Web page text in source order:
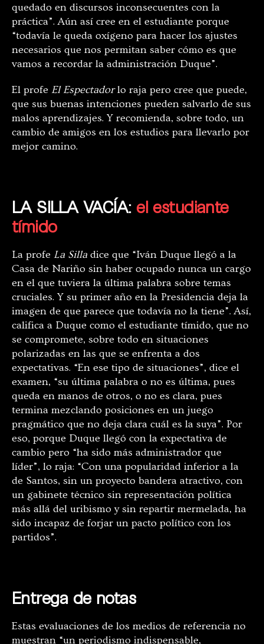
quedado en discursos inconsecuentes con la
práctica”. Aún así cree en el estudiante porque
“todavía le queda oxígeno para hacer los ajustes
necesarios que nos permitan saber cómo es que
vamos a recordar la administración Duque”.
El profe El Espectadorlo raja pero cree que puede,
que sus buenas intenciones pueden salvarlo de sus
malos aprendizajes. Y recomienda, sobre todo, un
cambio de amigos en los estudios para llevarlo por
mejor camino.
LA SILLA VACÍA: el estudiante
tímido
La profe La Silla dice que “Iván Duque llegó a la
Casa de Nariño sin haber ocupado nunca un cargo
en el que tuviera la última palabra sobre temas
cruciales. Y su primer año en la Presidencia deja la
imagen de que parece que todavía no la tiene”. Así,
califica a Duque como el estudiante tímido, que no
se compromete, sobre todo en situaciones
polarizadas en las que se enfrenta a dos
expectativas. “En ese tipo de situaciones”, dice el
examen, “su última palabra o no es última, pues
queda en manos de otros, o no es clara, pues
termina mezclando posiciones en un juego
pragmático que no deja clara cuál es la suya”. Por
eso, porque Duque llegó con la expectativa de
cambio pero “ha sido más administrador que
líder”, lo raja: “Con una popularidad inferior a la
de Santos, sin un proyecto bandera atractivo, con
un gabinete técnico sin representación política
más allá del uribismo y sin repartir mermelada, ha
sido incapaz de forjar un pacto político con los
partidos”.
Entrega de notas
Estas evaluaciones de los medios de referencia no
muestran “un periodismo indispensable,